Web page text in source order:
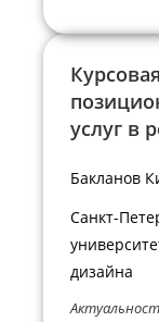
услуг в
Бакланов
Санкт-
дизайна